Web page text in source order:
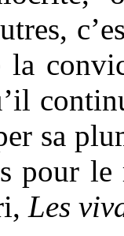
sa
pour
Les